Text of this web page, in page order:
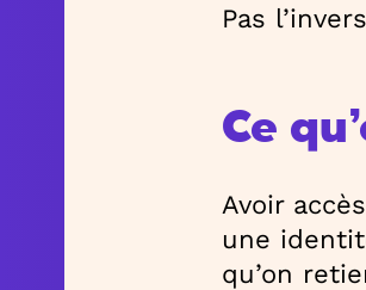
Pas
Ce
Avoir
une
qu’on